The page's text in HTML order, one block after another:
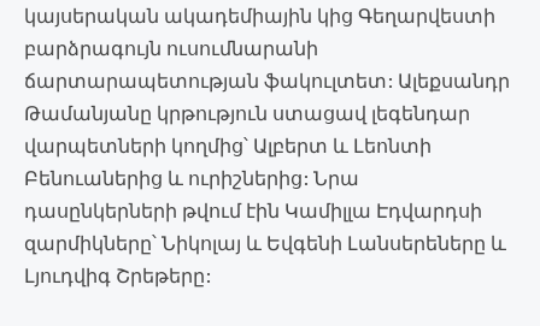
կայսերական ակադեմիային կից Գեղարվեստի
բարձրագույն ուսումնարանի
ճարտարապետության ֆակուլտետ: Ալեքսանդր
Թամանյանը կրթություն ստացավ լեգենդար
վարպետների կողմից՝ Ալբերտ և Լեոնտի
Բենուաներից և ուրիշներից: Նրա
դասընկերների թվում էին Կամիլլա Էդվարդսի
զարմիկները՝ Նիկոլայ և Եվգենի Լանսերեները և
Լյուդվիգ Շրեթերը: